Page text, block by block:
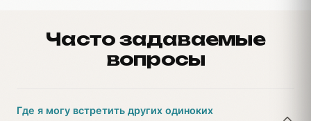
Часто задаваемые
вопросы
Где я могу встретить других одиноких